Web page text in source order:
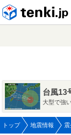
台風13
大型で強
トップ 地震情報